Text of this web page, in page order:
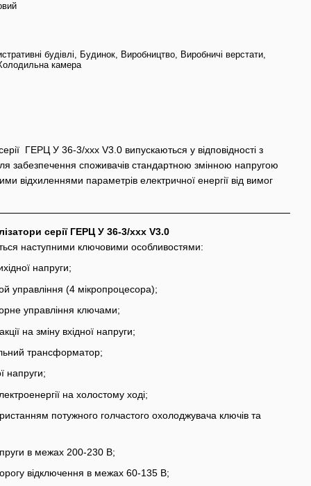
будівлі, Будинок, Виробництво, Виробничі верстати,
камера
ГЕРЦ У 36-3/ххх V3.0 випускаються у відповідності з
забезпечення споживачів стандартною змінною напругою
відхиленнями параметрів електричної енергії від вимог
серії ГЕРЦ У 36-3/ххх V3.0
наступними ключовими особливостями:
напруги;
управління (4 мікропроцесора);
управління ключами;
на зміну вхідної напруги;
трансформатор;
напруги;
на холостому ході;
потужного голчастого охолоджувача ключів та
в межах 200-230 В;
відключення в межах 60-135 В;